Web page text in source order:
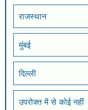
राजस्थान
मुंबई
दिल्ली
उपरोक्त में से कोई नहीं